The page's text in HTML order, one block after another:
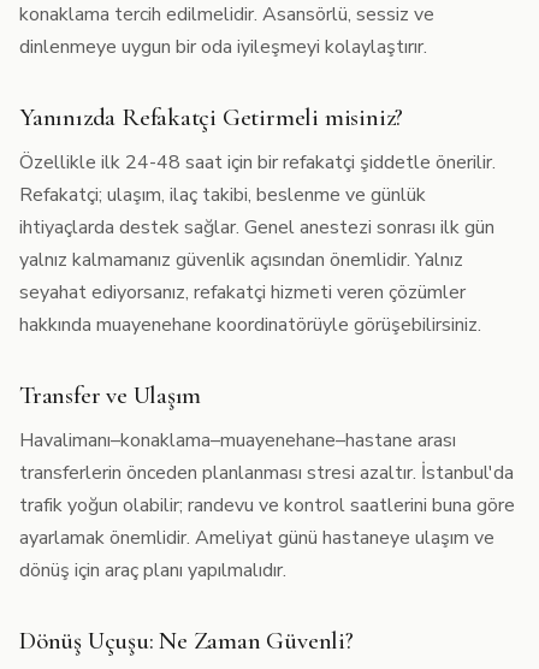
konaklama tercih edilmelidir. Asansörlü, sessiz ve
dinlenmeye uygun bir oda iyileşmeyi kolaylaştırır.
Yanınızda Refakatçi Getirmeli misiniz?
Özellikle ilk 24-48 saat için bir refakatçi şiddetle önerilir.
Refakatçi; ulaşım, ilaç takibi, beslenme ve günlük
ihtiyaçlarda destek sağlar. Genel anestezi sonrası ilk gün
yalnız kalmamanız güvenlik açısından önemlidir. Yalnız
seyahat ediyorsanız, refakatçi hizmeti veren çözümler
hakkında muayenehane koordinatörüyle görüşebilirsiniz.
Transfer ve Ulaşım
Havalimanı–konaklama–muayenehane–hastane arası
transferlerin önceden planlanması stresi azaltır. İstanbul'da
trafik yoğun olabilir; randevu ve kontrol saatlerini buna göre
ayarlamak önemlidir. Ameliyat günü hastaneye ulaşım ve
dönüş için araç planı yapılmalıdır.
Dönüş Uçuşu: Ne Zaman Güvenli?